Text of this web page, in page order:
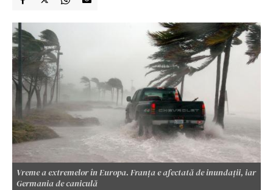
Vreme a extremelor în Europa. Franța e afectată de inundații, iar
Germania de caniculă